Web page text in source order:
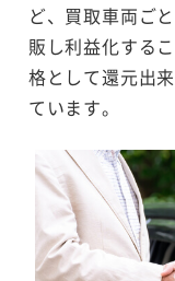
ど、買取車両ご
販し利益化する
格として還元出
ています。